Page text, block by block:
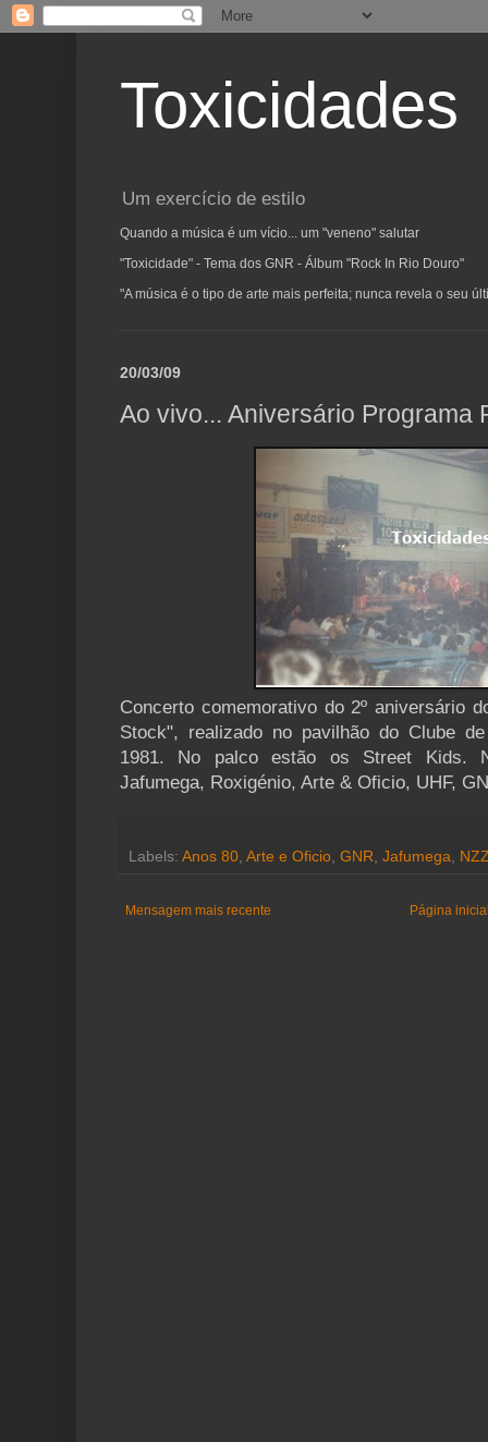
Toxicidades
Um exercício de estilo
Quando a música é um vício... um "veneno" salutar
"Toxicidade" - Tema dos GNR - Álbum "Rock In Rio Douro"
"A música é o tipo de arte mais perfeita; nunca revela o seu
20/03/09
Ao vivo... Aniversário Programa
Concerto comemorativo do 2º aniversário
Stock", realizado no pavilhão do Clube
1981. No palco estão os Street Kids.
Jafumega, Roxigénio, Arte & Oficio, UHF,
Labels: Anos 80, Arte e Oficio, GNR, Jafumega,
Mensagem mais recente Página